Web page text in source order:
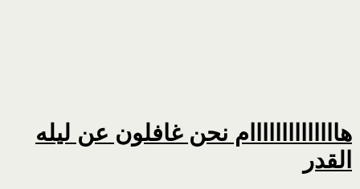
هاااااااااااااام نحن غافلون عن ليله
القدر